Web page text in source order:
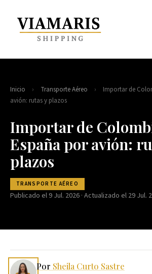
Inicio › Transporte Aéreo ›
Importar de
avión: rutas y plazos
Importar de
España por avión:
plazos
TRANSPORTE AÉREO
Publicado el 9 Jul. 2026 · Actualizado el 29 Jul.
Por Sheila Curto Sastre